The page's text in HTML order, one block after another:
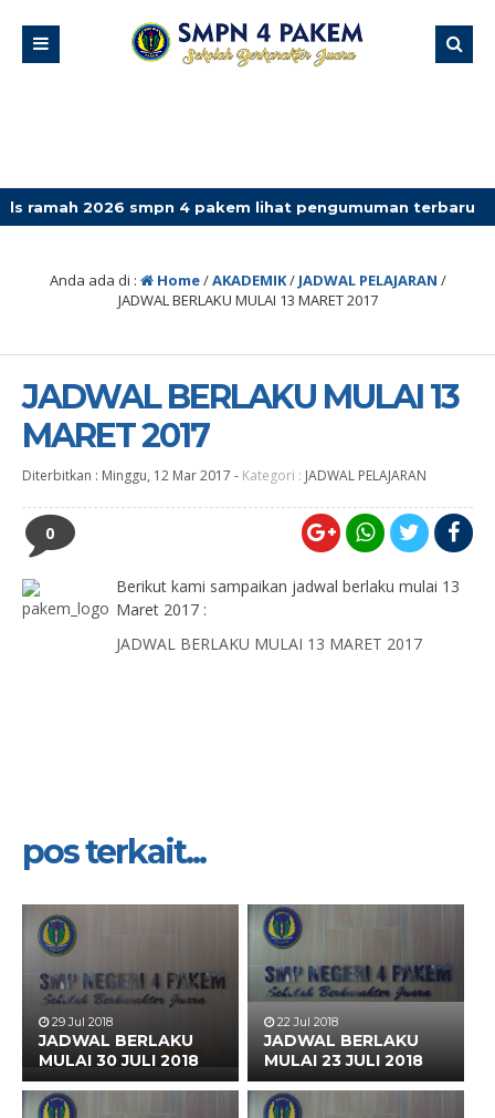
smpn 4 pakem lihat pengumuman terbaru
Anda ada di : Home/AKADEMIK/ JADWAL PELAJARAN /
JADWAL BERLAKU MULAI 13 MARET 2017
JADWAL BERLAKU MULAI 13
MARET 2017
Diterbitkan : Minggu, 12 Mar 2017 - Kategori : JADWAL PELAJARAN
0
Berikut kami sampaikan jadwal berlaku mulai 13
Maret 2017 :
JADWAL BERLAKU MULAI 13 MARET 2017
pos terkait...
29 Jul 2018
JADWAL BERLAKU
MULAI 30 JULI 2018
22 Jul 2018
JADWAL BERLAKU
MULAI 23 JULI 2018